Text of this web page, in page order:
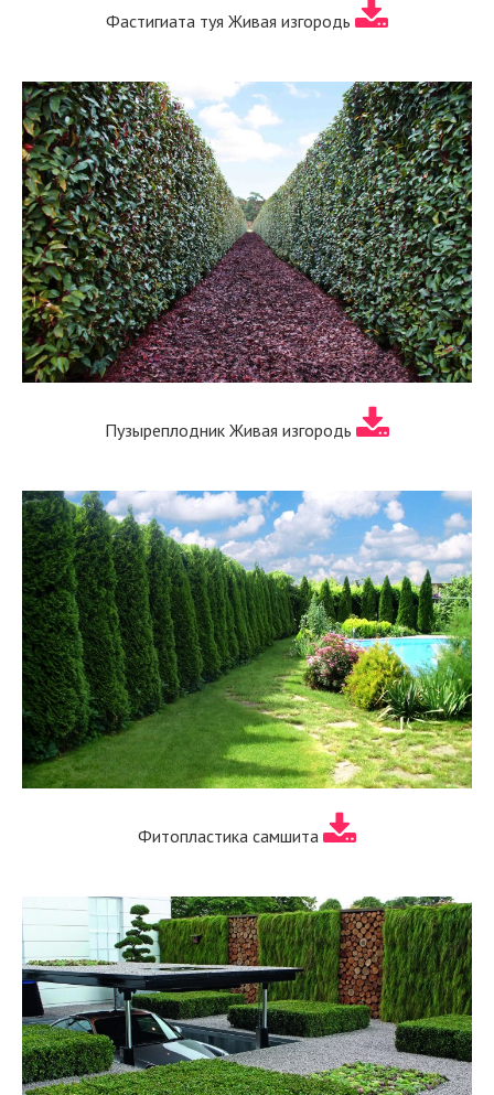
Фастигиата туя Живая изгородь
Пузыреплодник Живая изгородь
Фитопластика самшита